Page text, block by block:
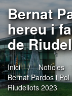
Bernat
hereu i
de
Inici
Notícies
Bernat Pardos i
Riudellots 2023